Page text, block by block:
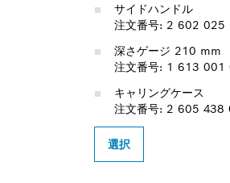
サイドハンドル
注文番号: 2 602 025
深さゲージ 210 mm
注文番号: 1 613 001
キャリングケース
注文番号: 2 605 438
選択